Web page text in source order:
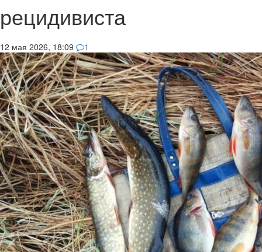
рецидивиста
12 мая 2026, 18:09 1